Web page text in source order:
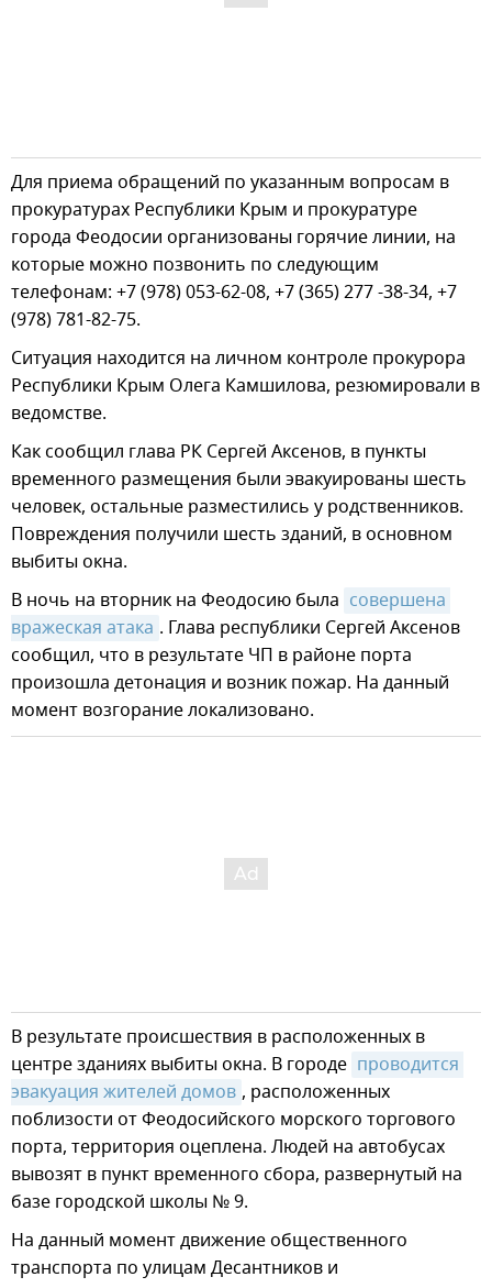
Для приема обращений по указанным вопросам в
прокуратурах Республики Крым и прокуратуре
города Феодосии организованы горячие линии, на
которые можно позвонить по следующим
телефонам: +7 (978) 053-62-08, +7 (365) 277 -38-34, +7
(978) 781-82-75.
Ситуация находится на личном контроле прокурора
Республики Крым Олега Камшилова, резюмировали в
ведомстве.
Как сообщил глава РК Сергей Аксенов, в пункты
временного размещения были эвакуированы шесть
человек, остальные разместились у родственников.
Повреждения получили шесть зданий, в основном
выбиты окна.
В ночь на вторник на Феодосию была совершена
вражеская атака . Глава республики Сергей Аксенов
сообщил, что в результате ЧП в районе порта
произошла детонация и возник пожар. На данный
момент возгорание локализовано.
В результате происшествия в расположенных в
центре зданиях выбиты окна. В городе проводится
эвакуация жителей домов , расположенных
поблизости от Феодосийского морского торгового
порта, территория оцеплена. Людей на автобусах
вывозят в пункт временного сбора, развернутый на
базе городской школы № 9.
На данный момент движение общественного
транспорта по улицам Десантников и